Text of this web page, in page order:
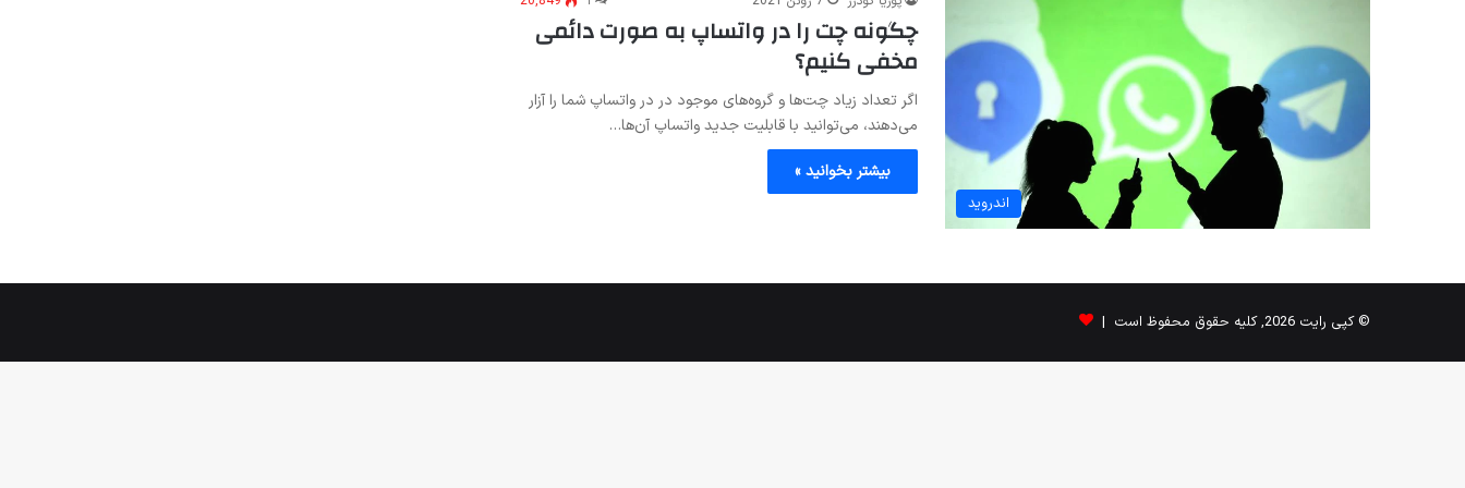
اندروید
چگونه چت را در واتساپ به صورت دائمی
مخفی کنیم؟
اگر تعداد زیاد چت‌ها و گروه‌های موجود در در واتساپ شما را آزار
می‌دهند، می‌توانید با قابلیت جدید واتساپ آن‌ها…
بیشتر بخوانید »
© کپی رایت 2026, کلیه حقوق محفوظ است |